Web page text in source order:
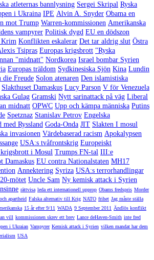
atleternas bannlysning Sergei Skripal Ryska
i Ukraina IPE Alvin A. Snyder Obama en
mot Trump Warren-kommissionen Amerikanska
vampyrer Politisk dygd EU en dödszon
Krim Konflikten eskalerar Det tar aldrig slut Östra
Tsipras Europas krigsbrott "Ryska
"midnatt" Nordkorea Israel bombar Syrien
Europas träldom Sydkinesiska Sjön Kina Lundin
die Freude Solon atenaren Den islamistiska
Slakthuset Damaskus Lucy Parson V för Venezuela
Gulag Gramski Nytt sarinattack på väg Liberal
midnatt OPWC Upp och kämpa människa Putins
Spetznaz Stanislav Petrov Engelska
med Ryssland Goda-Onda JIT Slakten I mosul
invasionen Värdebaserad racism Apokalypsen
USA:s tvåfrontskrig Europeiskt
i Mosul Trumps FN-tal III:e
Damaskus EU contra Nationalstaten MH17
Annektering Syriza USA:s terrorhandlingar
mötet Uncle Sam Ny kemisk attack i Syrien
rättvisa leda ett internationell upprop Obams fredspris Morder
apartheid Falska alternativ till Krig NATO frihet Jag måste ställa
15 år efter 9/11 WADA 9 September 2011 Ändlös konflikt
vill kommissionen skrev ett brev Lance deHaven-Smith inte fred
i Ukraian Vampyrer Kemisk attack i Syrien vilken mandat har dem
USA